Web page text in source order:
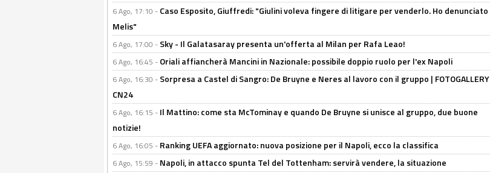
6 Ago, 17:10 - Caso Esposito, Giuffredi: "Giulini voleva fingere di litigare per venderlo. Ho denunciato
Melis"
6 Ago, 17:00 - Sky - Il Galatasaray presenta un'offerta al Milan per Rafa Leao!
6 Ago, 16:45 - Oriali affiancherà Mancini in Nazionale: possibile doppio ruolo per l'ex Napoli
6 Ago, 16:30 - Sorpresa a Castel di Sangro: De Bruyne e Neres al lavoro con il gruppo | FOTOGALLERY
CN24
6 Ago, 16:15 - Il Mattino: come sta McTominay e quando De Bruyne si unisce al gruppo, due buone
notizie!
6 Ago, 16:05 - Ranking UEFA aggiornato: nuova posizione per il Napoli, ecco la classifica
6 Ago, 15:59 - Napoli, in attacco spunta Tel del Tottenham: servirà vendere, la situazione